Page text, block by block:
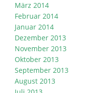
März 2014
Februar 2014
Januar 2014
Dezember 2013
November 2013
Oktober 2013
September 2013
August 2013